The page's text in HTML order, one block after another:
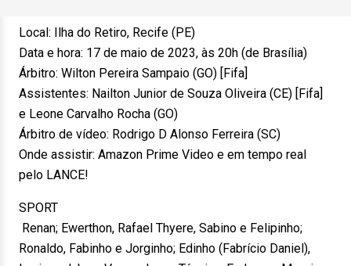
Local: Ilha do Retiro, Recife (PE)
Data e hora: 17 de maio de 2023, às 20h (de Brasília)
Árbitro: Wilton Pereira Sampaio (GO) [Fifa]
Assistentes: Nailton Junior de Souza Oliveira (CE) [Fifa]
e Leone Carvalho Rocha (GO)
Árbitro de vídeo: Rodrigo D Alonso Ferreira (SC)
Onde assistir: Amazon Prime Video e em tempo real
pelo LANCE!
SPORT
Renan; Ewerthon, Rafael Thyere, Sabino e Felipinho;
Ronaldo, Fabinho e Jorginho; Edinho (Fabrício Daniel),